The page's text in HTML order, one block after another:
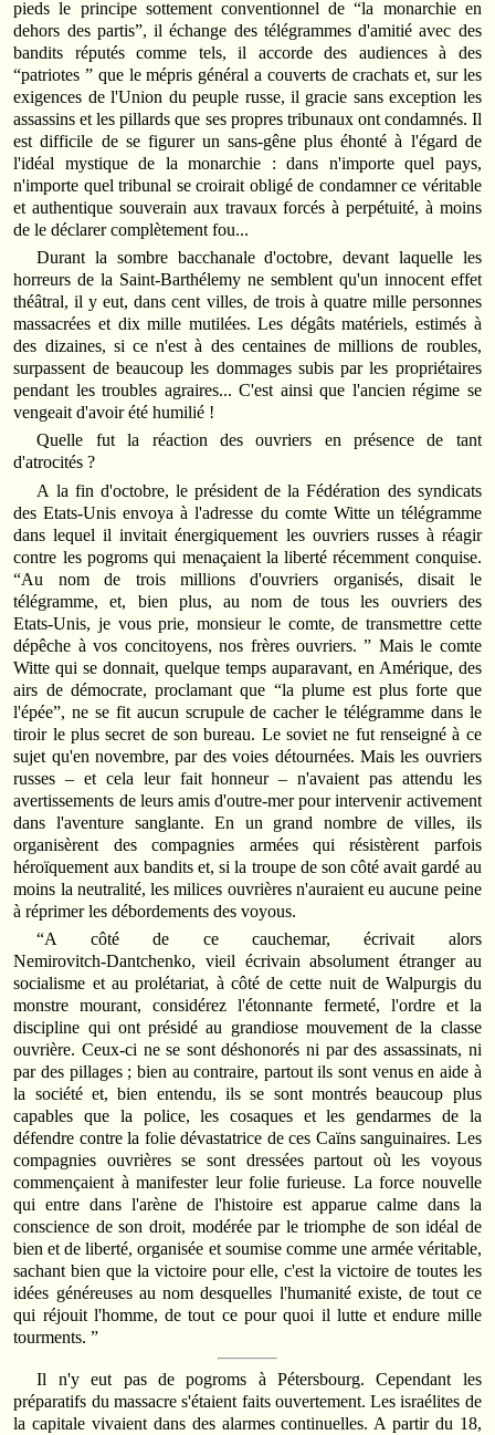
pieds le principe sottement conventionnel de “la monarchie en
dehors des partis”, il échange des télégrammes d'amitié avec des
bandits réputés comme tels, il accorde des audiences à des
“patriotes ” que le mépris général a couverts de crachats et, sur les
exigences de l'Union du peuple russe, il gracie sans exception les
assassins et les pillards que ses propres tribunaux ont condamnés. Il
est difficile de se figurer un sans‑gêne plus éhonté à l'égard de
l'idéal mystique de la monarchie : dans n'importe quel pays,
n'importe quel tribunal se croirait obligé de condamner ce véritable
et authentique souverain aux travaux forcés à perpétuité, à moins
de le déclarer complètement fou...
Durant la sombre bacchanale d'octobre, devant laquelle les
horreurs de la Saint‑Barthélemy ne semblent qu'un innocent effet
théâtral, il y eut, dans cent villes, de trois à quatre mille personnes
massacrées et dix mille mutilées. Les dégâts matériels, estimés à
des dizaines, si ce n'est à des centaines de millions de roubles,
surpassent de beaucoup les dommages subis par les propriétaires
pendant les troubles agraires... C'est ainsi que l'ancien régime se
vengeait d'avoir été humilié !
Quelle fut la réaction des ouvriers en présence de tant
d'atrocités ?
A la fin d'octobre, le président de la Fédération des syndicats
des Etats‑Unis envoya à l'adresse du comte Witte un télégramme
dans lequel il invitait énergiquement les ouvriers russes à réagir
contre les pogroms qui menaçaient la liberté récemment conquise.
“Au nom de trois millions d'ouvriers organisés, disait le
télégramme, et, bien plus, au nom de tous les ouvriers des
Etats‑Unis, je vous prie, monsieur le comte, de transmettre cette
dépêche à vos concitoyens, nos frères ouvriers. ” Mais le comte
Witte qui se donnait, quelque temps auparavant, en Amérique, des
airs de démocrate, proclamant que “la plume est plus forte que
l'épée”, ne se fit aucun scrupule de cacher le télégramme dans le
tiroir le plus secret de son bureau. Le soviet ne fut renseigné à ce
sujet qu'en novembre, par des voies détournées. Mais les ouvriers
russes – et cela leur fait honneur – n'avaient pas attendu les
avertissements de leurs amis d'outre‑mer pour intervenir activement
dans l'aventure sanglante. En un grand nombre de villes, ils
organisèrent des compagnies armées qui résistèrent parfois
héroïquement aux bandits et, si la troupe de son côté avait gardé au
moins la neutralité, les milices ouvrières n'auraient eu aucune peine
à réprimer les débordements des voyous.
“A côté de ce cauchemar, écrivait alors
Nemirovitch‑Dantchenko, vieil écrivain absolument étranger au
socialisme et au prolétariat, à côté de cette nuit de Walpurgis du
monstre mourant, considérez l'étonnante fermeté, l'ordre et la
discipline qui ont présidé au grandiose mouvement de la classe
ouvrière. Ceux‑ci ne se sont déshonorés ni par des assassinats, ni
par des pillages ; bien au contraire, partout ils sont venus en aide à
la société et, bien entendu, ils se sont montrés beaucoup plus
capables que la police, les cosaques et les gendarmes de la
défendre contre la folie dévastatrice de ces Caïns sanguinaires. Les
compagnies ouvrières se sont dressées partout où les voyous
commençaient à manifester leur folie furieuse. La force nouvelle
qui entre dans l'arène de l'histoire est apparue calme dans la
conscience de son droit, modérée par le triomphe de son idéal de
bien et de liberté, organisée et soumise comme une armée véritable,
sachant bien que la victoire pour elle, c'est la victoire de toutes les
idées généreuses au nom desquelles l'humanité existe, de tout ce
qui réjouit l'homme, de tout ce pour quoi il lutte et endure mille
tourments. ”
Il n'y eut pas de pogroms à Pétersbourg. Cependant les
préparatifs du massacre s'étaient faits ouvertement. Les israélites de
la capitale vivaient dans des alarmes continuelles. A partir du 18,